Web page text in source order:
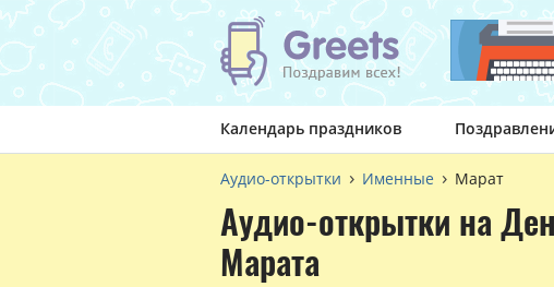
Календарь праздников
Аудио-открытки Именные Марат
Аудио-открытки на
Марата